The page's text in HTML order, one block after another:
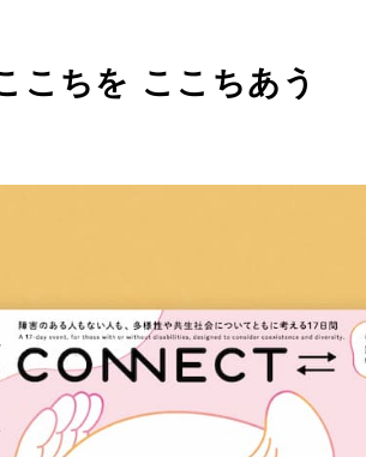
こちを ここちあう